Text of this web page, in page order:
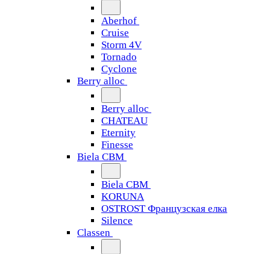
Aberhof
Cruise
Storm 4V
Tornado
Сyclone
Berry alloc
Berry alloc
CHATEAU
Eternity
Finesse
Biela CBM
Biela CBM
KORUNA
OSTROST Французская елка
Silence
Classen